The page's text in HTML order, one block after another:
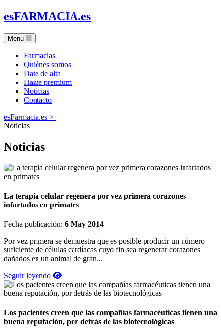
esFARMACIA.es
Menu
Farmacias
Quiénes somos
Date de alta
Hazte premium
Noticias
Contacto
esFarmacia.es >
Noticias
Noticias
La terapia celular regenera por vez primera corazones
infartados en primates
Fecha publicación: 6 May 2014
Por vez primera se demuestra que es posible producir un número
suficiente de células cardíacas cuyo fin sea regenerar corazones
dañados en un animal de gran...
Seguir leyendo
Los pacientes creen que las compañías farmacéuticas tienen una
buena reputación, por detrás de las biotecnológicas